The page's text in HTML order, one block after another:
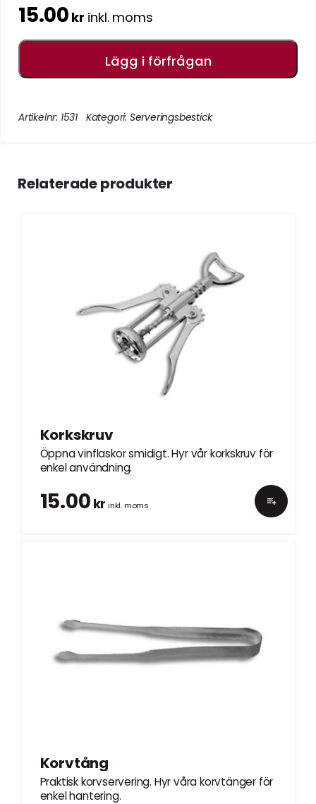
15.00 kr inkl. moms
Lägg i förfrågan
Artikelnr: 1531 Kategori: Serveringsbestick
Relaterade produkter
Korkskruv
Öppna vinflaskor smidigt. Hyr vår korkskruv för
enkel användning.
15.00 kr inkl. moms
Korvtång
Praktisk korvservering. Hyr våra korvtänger för
enkel hantering.